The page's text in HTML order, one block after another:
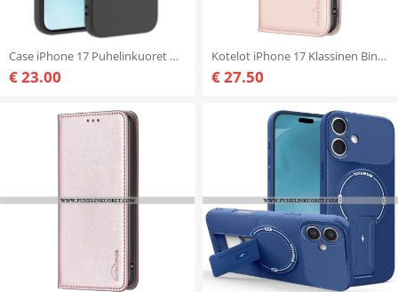
Case iPhone 17 Puhelinkuoret Mattapinta
€ 23.00
Kotelot iPhone 17 Klassinen Binfen Color Suojakuori
€ 27.50